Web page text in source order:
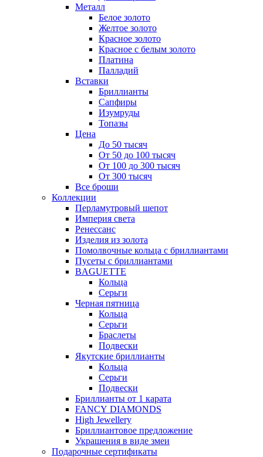
Металл
Белое золото
Желтое золото
Красное золото
Красное с белым золото
Платина
Палладий
Вставки
Бриллианты
Сапфиры
Изумруды
Топазы
Цена
До 50 тысяч
От 50 до 100 тысяч
От 100 до 300 тысяч
От 300 тысяч
Все броши
Коллекции
Перламутровый шепот
Империя света
Ренессанс
Изделия из золота
Помолвочные кольца с бриллиантами
Пусеты с бриллиантами
BAGUETTE
Кольца
Серьги
Черная пятница
Кольца
Серьги
Браслеты
Подвески
Якутские бриллианты
Кольца
Серьги
Подвески
Бриллианты от 1 карата
FANCY DIAMONDS
High Jewellery
Бриллиантовое предложение
Украшения в виде змеи
Подарочные сертификаты